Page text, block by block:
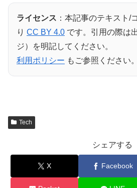
ライセンス ：本記事のテキスト/
り CC BY 4.0 です。引用の際は
ジ）を明記してください。
利用ポリシー もご参照ください。
Tech
シェアする
X Facebook